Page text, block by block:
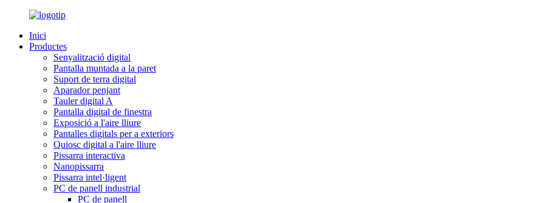
Inici
Productes
Senyalització digital
Pantalla muntada a la paret
Suport de terra digital
Aparador penjant
Tauler digital A
Pantalla digital de finestra
Exposició a l'aire lliure
Pantalles digitals per a exteriors
Quiosc digital a l'aire lliure
Pissarra interactiva
Nanopissarra
Pissarra intel·ligent
PC de panell industrial
PC de panell